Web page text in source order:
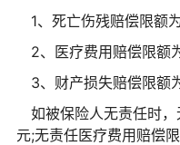
1、死亡伤残赔偿限额
2、医疗费用赔偿限额
3、财产损失赔偿限额
如被保险人无责任时
元;无责任医疗费用赔偿